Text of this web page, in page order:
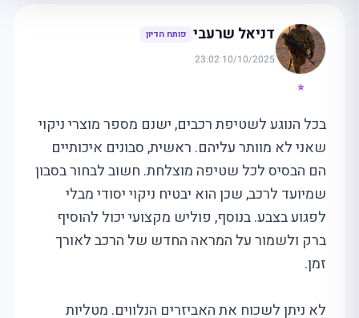
⭐
דניאל שרעבי פותח הדיון
10/10/2025 23:02
בכל הנוגע לשטיפת רכבים, ישנם מספר מוצרי ניקוי
שאני לא מוותר עליהם. ראשית, סבונים איכותיים
הם הבסיס לכל שטיפה מוצלחת. חשוב לבחור בסבון
שמיועד לרכב, שכן הוא יבטיח ניקוי יסודי מבלי
לפגוע בצבע. בנוסף, פוליש מקצועי יכול להוסיף
ברק ולשמור על המראה החדש של הרכב לאורך
זמן.
לא ניתן לשכוח את האביזרים הנלווים. מטליות